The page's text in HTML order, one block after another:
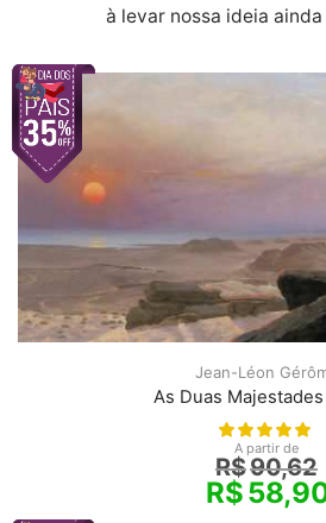
à levar nossa ideia
Jean-Léon
As Duas
A partir de
R$90,62
R$